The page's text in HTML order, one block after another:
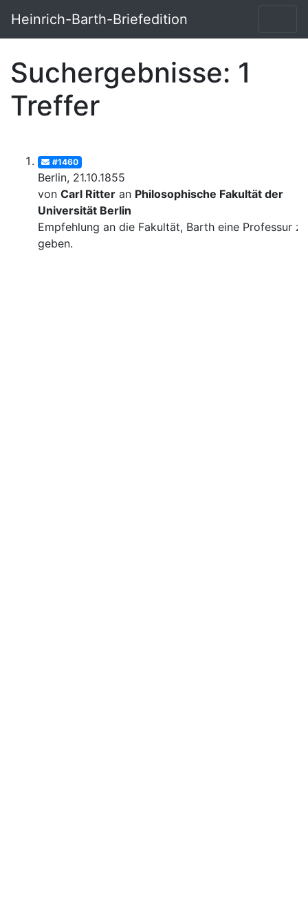
Heinrich-Barth-Briefedition
Suchergebnisse: 1
Treffer
#1460
Berlin, 21.10.1855
von Carl Ritter an Philosophische Fakultät der
Universität Berlin
Empfehlung an die Fakultät, Barth eine Professur zu
geben.